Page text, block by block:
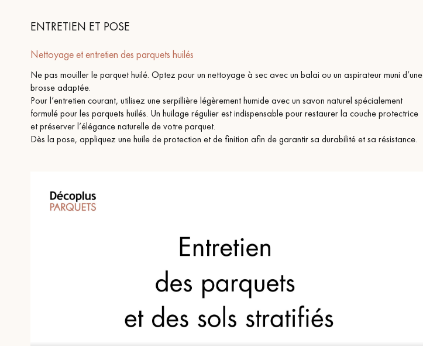
ENTRETIEN ET POSE
Nettoyage et entretien des parquets huilés
Ne pas mouiller le parquet huilé. Optez pour un nettoyage à sec avec un balai ou un aspirateur muni d’une
brosse adaptée.
Pour l’entretien courant, utilisez une serpillière légèrement humide avec un savon naturel spécialement
formulé pour les parquets huilés. Un huilage régulier est indispensable pour restaurer la couche protectrice
et préserver l’élégance naturelle de votre parquet.
Dès la pose, appliquez une huile de protection et de finition afin de garantir sa durabilité et sa résistance.